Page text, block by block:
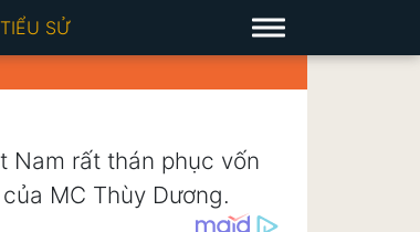
TIỂU SỬ
Nam rất thán phục vốn
MC Thùy Dương.